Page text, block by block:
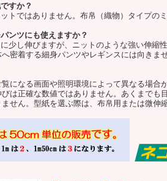
すか？
トではありません。布帛（織物）タイプのミ
ンツにも使えますか？
少し伸びますが、ニットのような強い伸縮
密着する細身パンツやレギンスには向きませ
になる画面や照明環境によって異なる場合
は正確な数値ではありません。あくまでも
せん。型紙を選ぶ際は、布帛用または微伸